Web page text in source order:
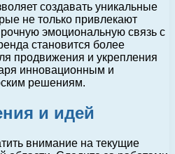
создавать уникальные
не только привлекают
эмоциональную связь с
становится более
продвижения и укрепления
инновационным и
решениям.
и идей
внимание на текущие